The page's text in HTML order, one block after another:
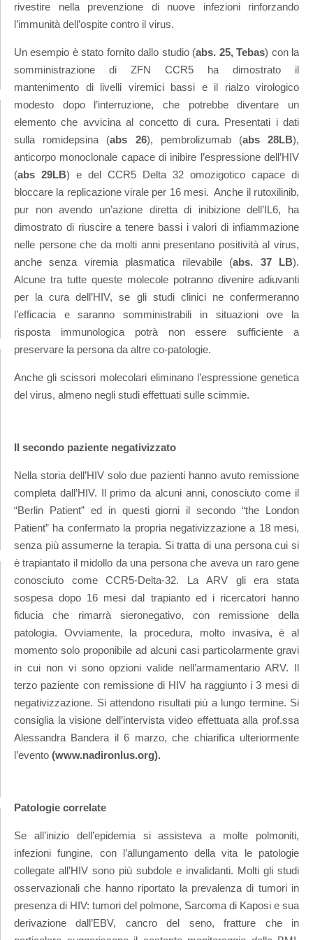
rivestire nella prevenzione di nuove infezioni rinforzando
l’immunità dell’ospite contro il virus.
Un esempio è stato fornito dallo studio (abs. 25, Tebas) con la
somministrazione di ZFN CCR5 ha dimostrato il
mantenimento di livelli viremici bassi e il rialzo virologico
modesto dopo l’interruzione, che potrebbe diventare un
elemento che avvicina al concetto di cura. Presentati i dati
sulla romidepsina (abs 26), pembrolizumab (abs 28LB),
anticorpo monoclonale capace di inibire l’espressione dell’HIV
(abs 29LB) e del CCR5 Delta 32 omozigotico capace di
bloccare la replicazione virale per 16 mesi. Anche il rutoxilinib,
pur non avendo un’azione diretta di inibizione dell’IL6, ha
dimostrato di riuscire a tenere bassi i valori di infiammazione
nelle persone che da molti anni presentano positività al virus,
anche senza viremia plasmatica rilevabile (abs. 37 LB).
Alcune tra tutte queste molecole potranno divenire adiuvanti
per la cura dell’HIV, se gli studi clinici ne confermeranno
l’efficacia e saranno somministrabili in situazioni ove la
risposta immunologica potrà non essere sufficiente a
preservare la persona da altre co-patologie.
Anche gli scissori molecolari eliminano l’espressione genetica
del virus, almeno negli studi effettuati sulle scimmie.
Il secondo paziente negativizzato
Nella storia dell’HIV solo due pazienti hanno avuto remissione
completa dall’HIV. Il primo da alcuni anni, conosciuto come il
“Berlin Patient” ed in questi giorni il secondo “the London
Patient” ha confermato la propria negativizzazione a 18 mesi,
senza più assumerne la terapia. Si tratta di una persona cui si
è trapiantato il midollo da una persona che aveva un raro gene
conosciuto come CCR5-Delta-32. La ARV gli era stata
sospesa dopo 16 mesi dal trapianto ed i ricercatori hanno
fiducia che rimarrà sieronegativo, con remissione della
patologia. Ovviamente, la procedura, molto invasiva, è al
momento solo proponibile ad alcuni casi particolarmente gravi
in cui non vi sono opzioni valide nell’armamentario ARV. Il
terzo paziente con remissione di HIV ha raggiunto i 3 mesi di
negativizzazione. Si attendono risultati più a lungo termine. Si
consiglia la visione dell’intervista video effettuata alla prof.ssa
Alessandra Bandera il 6 marzo, che chiarifica ulteriormente
l’evento (www.nadironlus.org).
Patologie correlate
Se all’inizio dell’epidemia si assisteva a molte polmoniti,
infezioni fungine, con l’allungamento della vita le patologie
collegate all’HIV sono più subdole e invalidanti. Molti gli studi
osservazionali che hanno riportato la prevalenza di tumori in
presenza di HIV: tumori del polmone, Sarcoma di Kaposi e sua
derivazione dall’EBV, cancro del seno, fratture che in